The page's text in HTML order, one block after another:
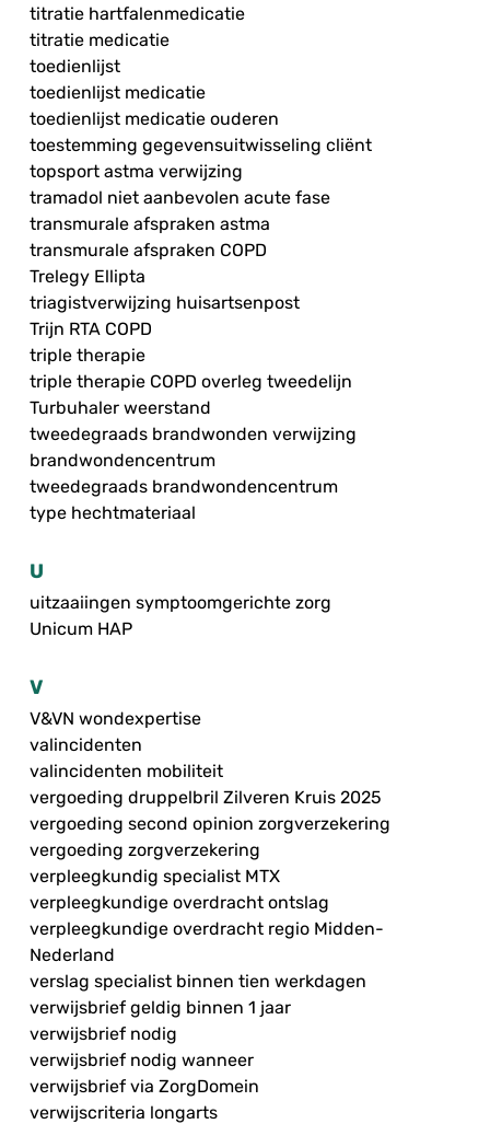
titratie hartfalenmedicatie
titratie medicatie
toedienlijst
toedienlijst medicatie
toedienlijst medicatie ouderen
toestemming gegevensuitwisseling cliënt
topsport astma verwijzing
tramadol niet aanbevolen acute fase
transmurale afspraken astma
transmurale afspraken COPD
Trelegy Ellipta
triagistverwijzing huisartsenpost
Trijn RTA COPD
triple therapie
triple therapie COPD overleg tweedelijn
Turbuhaler weerstand
tweedegraads brandwonden verwijzing
brandwondencentrum
tweedegraads brandwondencentrum
type hechtmateriaal
U
uitzaaiingen symptoomgerichte zorg
Unicum HAP
V
V&VN wondexpertise
valincidenten
valincidenten mobiliteit
vergoeding druppelbril Zilveren Kruis 2025
vergoeding second opinion zorgverzekering
vergoeding zorgverzekering
verpleegkundig specialist MTX
verpleegkundige overdracht ontslag
verpleegkundige overdracht regio Midden-
Nederland
verslag specialist binnen tien werkdagen
verwijsbrief geldig binnen 1 jaar
verwijsbrief nodig
verwijsbrief nodig wanneer
verwijsbrief via ZorgDomein
verwijscriteria longarts